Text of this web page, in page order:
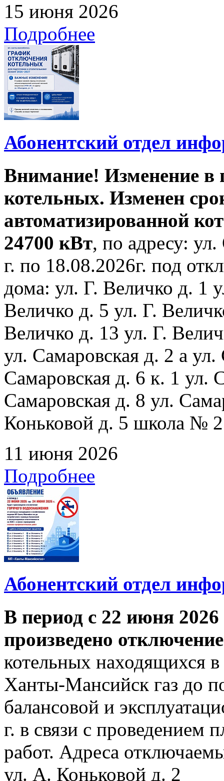
15 июня 2026
Подробнее
Абонентский отдел
Внимание! Изменение в
котельных. Изменен
автоматизированной
24700 кВт, по адресу:
г. по 18.08.2026г. под
дома: ул. Г. Величко д. 1
Величко д. 5 ул. Г.
Величко д. 13 ул. Г.
ул. Самаровская д. 2 а
Самаровская д. 6 к. 1 ул.
Самаровская д. 8 ул.
Коньковой д. 5 школа №
11 июня 2026
Подробнее
Абонентский отдел
В период с 22 июня 2026
произведено
котельных находящихся
Ханты-Мансийск газ до
балансовой и
г. в связи с проведением
работ. Адреса
ул. А. Коньковой д. 2